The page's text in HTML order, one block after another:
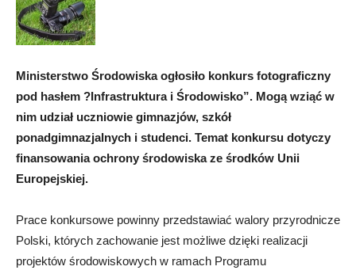
Ministerstwo Środowiska ogłosiło konkurs fotograficzny
pod hasłem ?Infrastruktura i Środowisko”. Mogą wziąć w
nim udział uczniowie gimnazjów, szkół
ponadgimnazjalnych i studenci. Temat konkursu dotyczy
finansowania ochrony środowiska ze środków Unii
Europejskiej.
Prace konkursowe powinny przedstawiać walory przyrodnicze
Polski, których zachowanie jest możliwe dzięki realizacji
projektów środowiskowych w ramach Programu